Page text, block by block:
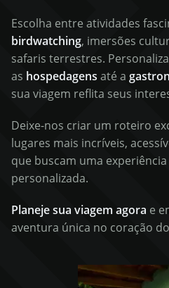
Escolha entre atividades
birdwatching, imersões
safaris terrestres.
as hospedagens até a
sua viagem reflita seus
Deixe-nos criar um roteiro
lugares mais incríveis,
que buscam uma
personalizada.
Planeje sua viagem agora e
aventura única no coração